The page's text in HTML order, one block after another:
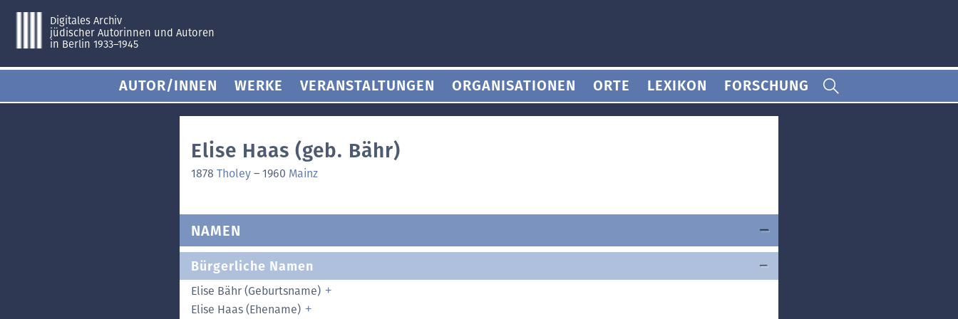
Digitales Archiv
jüdischer Autorinnen und Autoren
in Berlin 1933–1945
AUTOR/INNEN WERKE VERANSTALTUNGEN ORGANISATIONEN ORTE LEXIKON FORSCHUNG
Elise Haas (geb. Bähr)
1878 Tholey – 1960 Mainz
NAMEN
Bürgerliche Namen
Elise Bähr (Geburtsname)
Elise Haas (Ehename)